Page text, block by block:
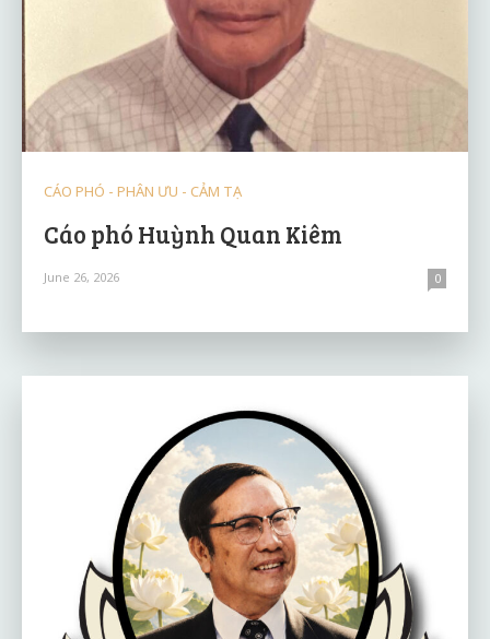
CÁO PHÓ - PHÂN ƯU - CẢM TẠ
Cáo phó Huỳnh Quan Kiêm
June 26, 2026 0